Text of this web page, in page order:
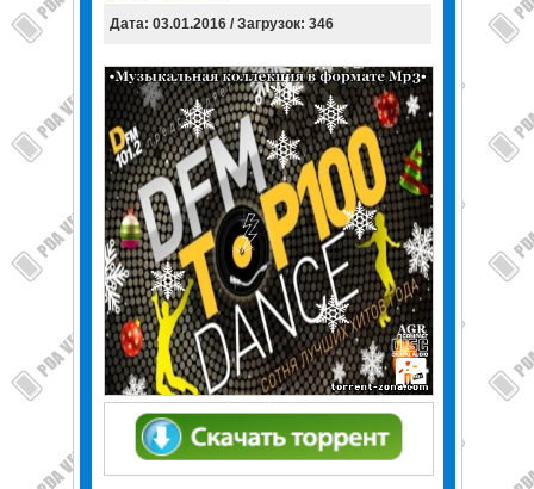
Дата: 03.01.2016 / Загрузок: 346